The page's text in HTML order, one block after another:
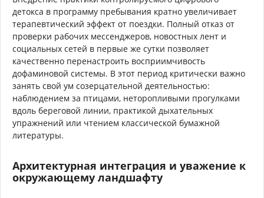
детокса в программу пребывания кратно увеличивает
терапевтический эффект от поездки. Полный отказ от
проверки рабочих мессенджеров, новостных лент и
социальных сетей в первые же сутки позволяет
качественно перенастроить восприимчивость
дофаминовой системы. В этот период критически важно
занять свой ум созерцательной деятельностью:
наблюдением за птицами, неторопливыми прогулками
вдоль береговой линии, практикой дыхательных
упражнений или чтением классической бумажной
литературы.
Архитектурная интеграция и уважение к
окружающему ландшафту